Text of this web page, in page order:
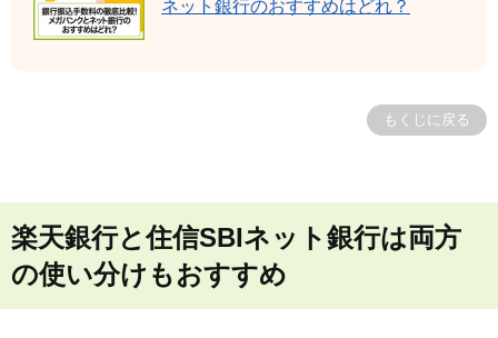
ネット銀行のおすすめはどれ？
もくじに戻る
楽天銀行と住信SBIネット銀行は両方
の使い分けもおすすめ